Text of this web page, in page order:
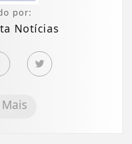
por:
Notícias